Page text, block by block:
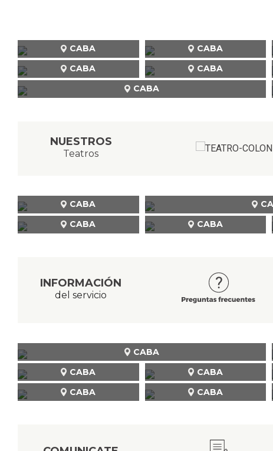
CABA CABA
CABA
CABA
CABA
NUESTROS
Teatros
CABA
CABA
CABA
INFORMACIÓN
del servicio
CABA
CABA
CABA
CABA
CABA